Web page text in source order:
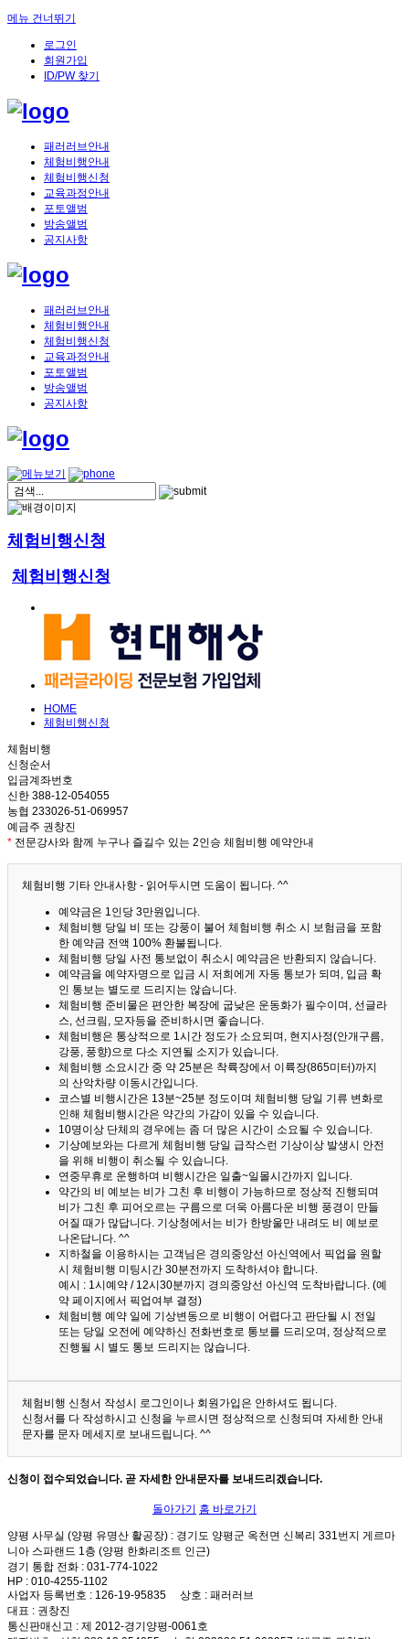
메뉴 건너뛰기
로그인
회원가입
ID/PW 찾기
패러러브안내
체험비행안내
체험비행신청
교육과정안내
포토앨범
방송앨범
공지사항
패러러브안내
체험비행안내
체험비행신청
교육과정안내
포토앨범
방송앨범
공지사항
체험비행신청
체험비행신청
HOME
체험비행신청
체험비행
신청순서
입금계좌번호
신한 388-12-054055
농협 233026-51-069957
예금주 권창진
* 전문강사와 함께 누구나 즐길수 있는 2인승 체험비행 예약안내
체험비행 기타 안내사항 - 읽어두시면 도움이 됩니다. ^^
예약금은 1인당 3만원입니다.
체험비행 당일 비 또는 강풍이 불어 체험비행 취소 시 보험금을 포함
한 예약금 전액 100% 환불됩니다.
체험비행 당일 사전 통보없이 취소시 예약금은 반환되지 않습니다.
예약금을 예약자명으로 입금 시 저희에게 자동 통보가 되며, 입금 확
인 통보는 별도로 드리지는 않습니다.
체험비행 준비물은 편안한 복장에 굽낮은 운동화가 필수이며, 선글라
스, 선크림, 모자등을 준비하시면 좋습니다.
체험비행은 통상적으로 1시간 정도가 소요되며, 현지사정(안개구름,
강풍, 풍향)으로 다소 지연될 소지가 있습니다.
체험비행 소요시간 중 약 25분은 착륙장에서 이륙장(865미터)까지
의 산악차량 이동시간입니다.
코스별 비행시간은 13분~25분 정도이며 체험비행 당일 기류 변화로
인해 체험비행시간은 약간의 가감이 있을 수 있습니다.
10명이상 단체의 경우에는 좀 더 많은 시간이 소요될 수 있습니다.
기상예보와는 다르게 체험비행 당일 급작스런 기상이상 발생시 안전
을 위해 비행이 취소될 수 있습니다.
연중무휴로 운행하며 비행시간은 일출~일몰시간까지 입니다.
약간의 비 예보는 비가 그친 후 비행이 가능하므로 정상적 진행되며
비가 그친 후 피어오르는 구름으로 더욱 아름다운 비행 풍경이 만들
어질 때가 많답니다. 기상청에서는 비가 한방울만 내려도 비 예보로
나온답니다. ^^
지하철을 이용하시는 고객님은 경의중앙선 아신역에서 픽업을 원할
시 체험비행 미팅시간 30분전까지 도착하셔야 합니다.
예시 : 1시예약 / 12시30분까지 경의중앙선 아신역 도착바랍니다. (예
약 페이지에서 픽업여부 결정)
체험비행 예약 일에 기상변동으로 비행이 어렵다고 판단될 시 전일
또는 당일 오전에 예약하신 전화번호로 통보를 드리오며, 정상적으로
진행될 시 별도 통보 드리지는 않습니다.
체험비행 신청서 작성시 로그인이나 회원가입은 안하셔도 됩니다.
신청서를 다 작성하시고 신청을 누르시면 정상적으로 신청되며 자세한 안내
문자를 문자 메세지로 보내드립니다. ^^
신청이 접수되었습니다. 곧 자세한 안내문자를 보내드리겠습니다.
돌아가기 홈 바로가기
양평 사무실 (양평 유명산 활공장) : 경기도 양평군 옥천면 신복리 331번지 게르마
니아 스파랜드 1층 (양평 한화리조트 인근)
경기 통합 전화 : 031-774-1022
HP : 010-4255-1102
사업자 등록번호 : 126-19-95835 상호 : 패러러브
대표 : 권창진
통신판매신고 : 제 2012-경기양평-0061호